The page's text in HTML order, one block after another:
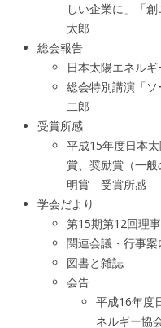
しい企業に」「
太郎
総会報告
日本太陽エネル
総会特別講演「
二郎
受賞所感
平成15年度日本
賞、奨励賞（一
明賞 受賞所感
学会だより
第15期第12回理
関連会議・行事案
図書と雑誌
会告
平成16年度
ネルギー協